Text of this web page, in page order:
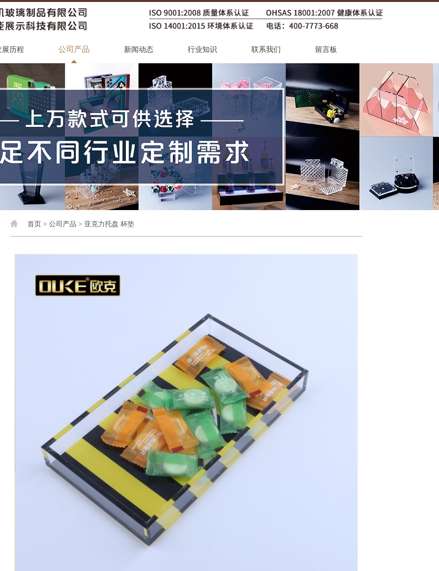
展历程 公司产品 新闻动态 行业知识 联系我们 留言板
首页 > 公司产品 > 亚克力托盘 杯垫